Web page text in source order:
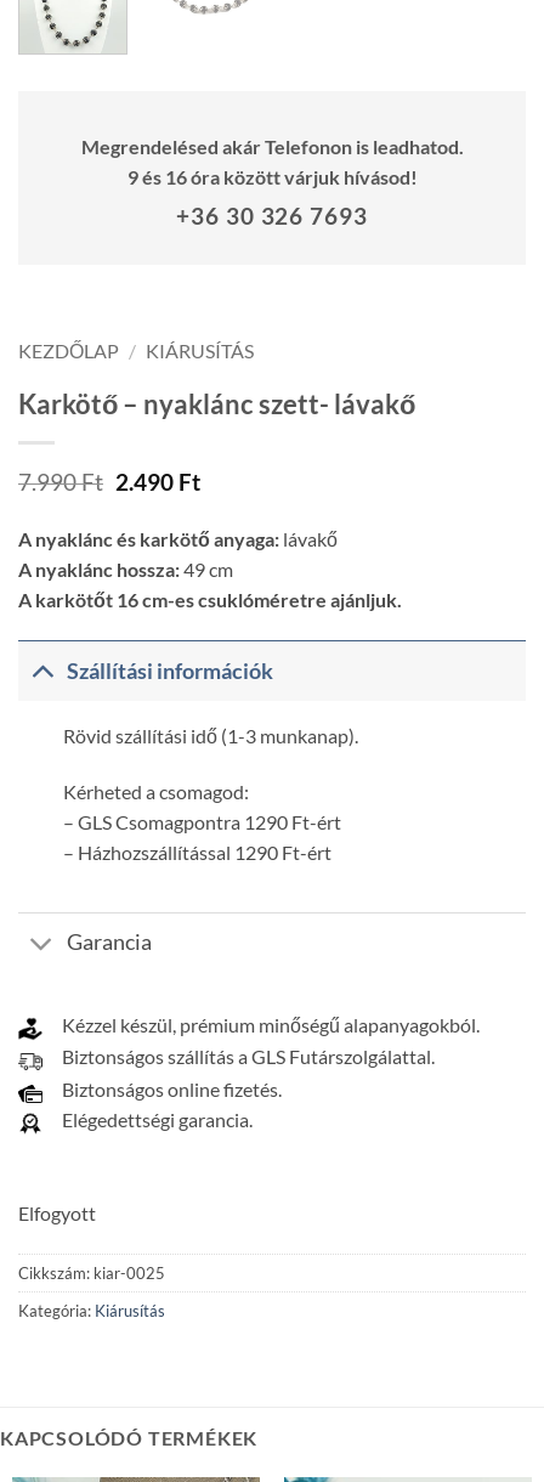
Megrendelésed akár Telefonon is leadhatod.
9 és 16 óra között várjuk hívásod!
+36 30 326 7693
KEZDŐLAP / KIÁRUSÍTÁS
Karkötő – nyaklánc szett- lávakő
7.990Ft Original
was:
7.990 Ft.
2.490 FtCurrent
is:
2.490 Ft.
A nyaklánc és karkötő anyaga: lávakő
A nyaklánc hossza:49 cm
A karkötőt 16 cm-es csuklóméretre ajánljuk.
Szállítási információk
Rövid szállítási idő (1-3 munkanap).
Kérheted a csomagod:
– GLS Csomagpontra 1290 Ft-ért
– Házhozszállítással 1290 Ft-ért
Garancia
Kézzel készül, prémium minőségű alapanyagokból.
Biztonságos szállítás a GLS Futárszolgálattal.
Biztonságos online fizetés.
Elégedettségi garancia.
Elfogyott
Cikkszám: kiar-0025
Kategória: Kiárusítás
KAPCSOLÓDÓ TERMÉKEK